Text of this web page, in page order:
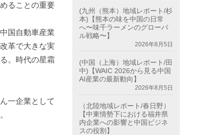
ることの重要
国自動車産業
革で大きな実
。時代の星霜
一企業として
(九州（熊本）地域レポート/杉
本)【熊本の味を中国の日常
へ〜味千ラーメンのグローバ
ル戦略〜】
2026年8月5日
(中国（上海）地域レポート/田
中)【WAIC 2026から見る中国
AI産業の最新動向】
2026年8月5日
（北陸地域レポート/春日野）
【中東情勢下における福井県
内企業への影響と中国ビジネ
スの役割】